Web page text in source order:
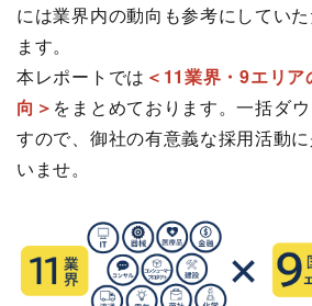
には業界内の動向も参考にしてい
ます。
本レポートでは ＜11業界・9エリ
向＞ をまとめております。一括ダ
すので、御社の有意義な採用活動
いませ。